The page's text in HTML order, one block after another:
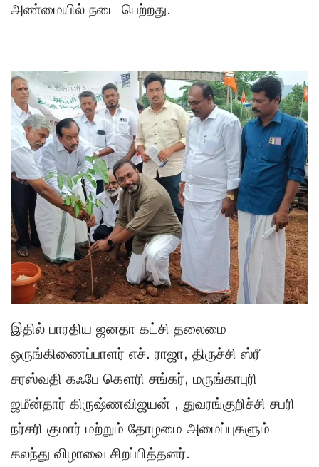
அண்மையில் நடை பெற்றது.
இதில் பாரதிய ஜனதா கட்சி தலைமை
ஒருங்கிணைப்பாளர் எச். ராஜா, திருச்சி ஸ்ரீ
சரஸ்வதி கஃபே கௌரி சங்கர், மருங்காபுரி
ஜமீன்தார் கிருஷ்ணவிஜயன் , துவரங்குறிச்சி சபரி
நர்சரி குமார் மற்றும் தோழமை அமைப்புகளும்
கலந்து விழாவை சிறப்பித்தனர்.